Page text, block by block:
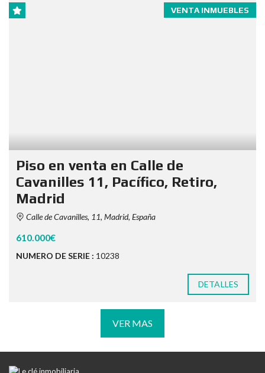
VENTA INMUEBLES
Piso en venta en Calle de
Cavanilles 11, Pacífico, Retiro,
Madrid
Calle de Cavanilles, 11, Madrid, España
610.000€
NUMERO DE SERIE : 10238
DETALLES
VER MAS